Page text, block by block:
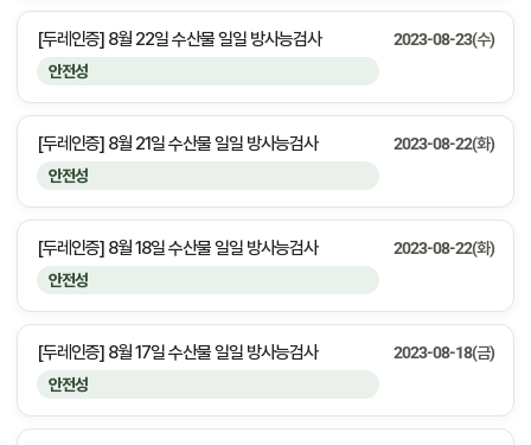
안전성
[두레인증] 8월 22일 수산물 일일 방사능검사 2023-08-23(수)
안전성
[두레인증] 8월 21일 수산물 일일 방사능검사 2023-08-22(화)
안전성
[두레인증] 8월 18일 수산물 일일 방사능검사 2023-08-22(화)
안전성
[두레인증] 8월 17일 수산물 일일 방사능검사 2023-08-18(금)